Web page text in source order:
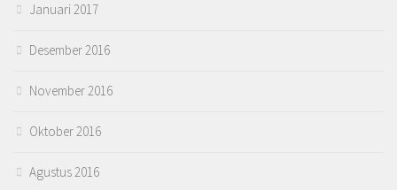
Januari 2017
Desember 2016
November 2016
Oktober 2016
Agustus 2016